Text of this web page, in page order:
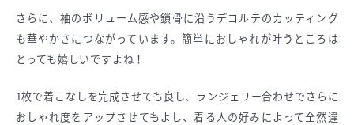
さらに、袖のボリューム感や鎖骨に沿うデコルテのカッティング
も華やかさにつながっています。簡単におしゃれが叶うところは
とっても嬉しいですよね！
1枚で着こなしを完成させても良し、ランジェリー合わせでさらに
おしゃれ度をアップさせてもよし、着る人の好みによって全然違